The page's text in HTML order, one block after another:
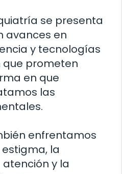
se presenta
avances en
y tecnologías
prometen
en que
las
enfrentamos
la
y la